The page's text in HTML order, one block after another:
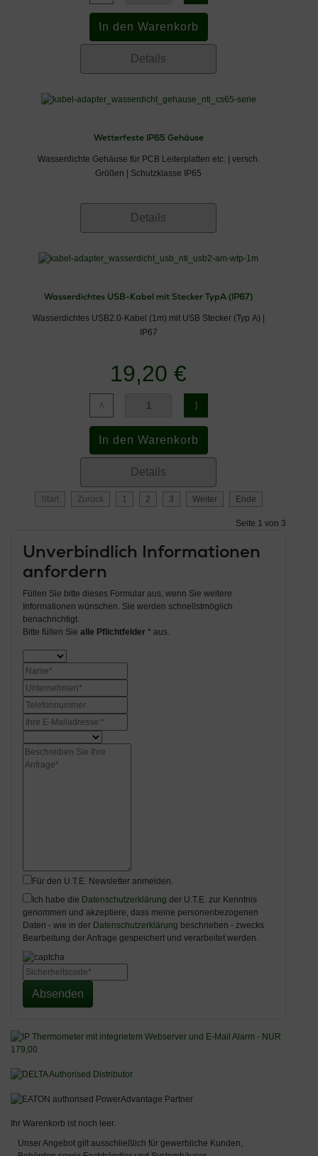
Details
Wetterfeste IP65 Gehäuse
Wasserdichte Gehäuse für PCB Leiterplatten etc. | versch.
Größen | Schutzklasse IP65
Details
Wasserdichtes USB-Kabel mit Stecker TypA (IP67)
Wasserdichtes USB2.0-Kabel (1m) mit USB Stecker (Typ A) |
IP67
19,20 €
Details
Start Zurück 1 2 3 Weiter Ende
Seite 1 von 3
Unverbindlich Informationen
anfordern
Füllen Sie bitte dieses Formular aus, wenn Sie weitere
Informationen wünschen. Sie werden schnellstmöglich
benachrichtigt.
Bitte füllen Sie alle Pflichtfelder * aus.
Für den U.T.E. Newsletter anmelden.
Ich habe die Datenschutzerklärung der U.T.E. zur Kenntnis
genommen und akzeptiere, dass meine personenbezogenen
Daten - wie in der Datenschutzerklärung beschrieben - zwecks
Bearbeitung der Anfrage gespeichert und verarbeitet werden.
Absenden
Ihr Warenkorb ist noch leer.
Unser Angebot gilt ausschließlich für gewerbliche Kunden,